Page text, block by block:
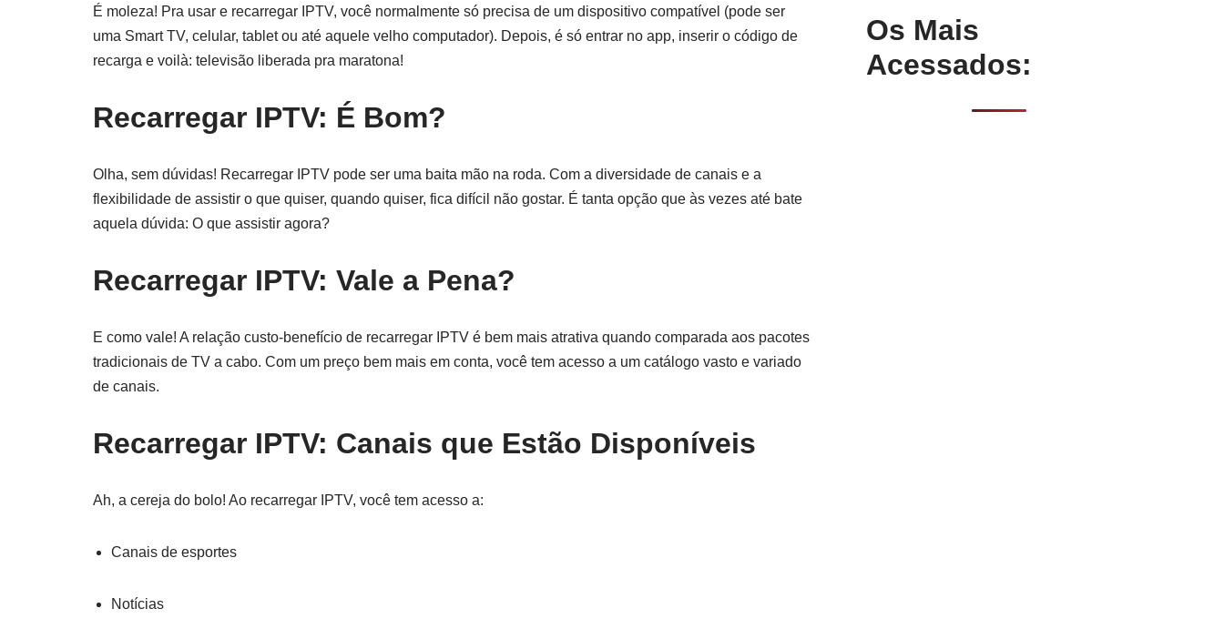
É moleza! Pra usar e recarregar IPTV, você normalmente só precisa de um dispositivo compatível (pode ser
uma Smart TV, celular, tablet ou até aquele velho computador). Depois, é só entrar no app, inserir o código de
recarga e voilà: televisão liberada pra maratona!
Recarregar IPTV: É Bom?
Olha, sem dúvidas! Recarregar IPTV pode ser uma baita mão na roda. Com a diversidade de canais e a
flexibilidade de assistir o que quiser, quando quiser, fica difícil não gostar. É tanta opção que às vezes até bate
aquela dúvida: O que assistir agora?
Recarregar IPTV: Vale a Pena?
E como vale! A relação custo-benefício de recarregar IPTV é bem mais atrativa quando comparada aos pacotes
tradicionais de TV a cabo. Com um preço bem mais em conta, você tem acesso a um catálogo vasto e variado
de canais.
Recarregar IPTV: Canais que Estão Disponíveis
Ah, a cereja do bolo! Ao recarregar IPTV, você tem acesso a:
Canais de esportes
Notícias
Os Mais
Acessados: